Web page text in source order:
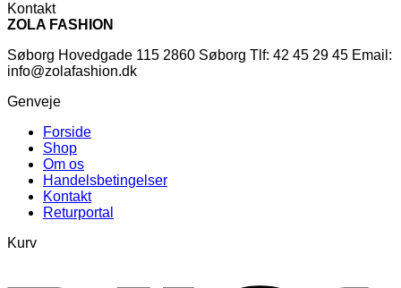
Kontakt
ZOLA FASHION
Søborg Hovedgade 115 2860 Søborg Tlf: 42 45 29 45 Email:
info@zolafashion.dk
Genveje
Forside
Shop
Om os
Handelsbetingelser
Kontakt
Returportal
Kurv